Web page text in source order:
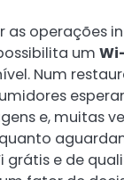
as operações
um
Num
e, muitas
grátis e de